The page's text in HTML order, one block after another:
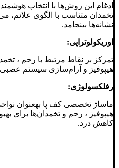
ادغام این روش‌ها با انتخاب
تخمدان متناسب با الگوی علائم،
نشانه‌ها بینجامد.
اوریکولوتراپی:
تمرکز بر نقاط مرتبط با رحم ،
هیپوفیز و آرام‌سازی سیستم
رفلکسولوژی:
ماساژ تخصصی کف پا بهعنوان نواحی
هیپوفیز ، رحم و تخمدان‌ها برای
کاهش درد.